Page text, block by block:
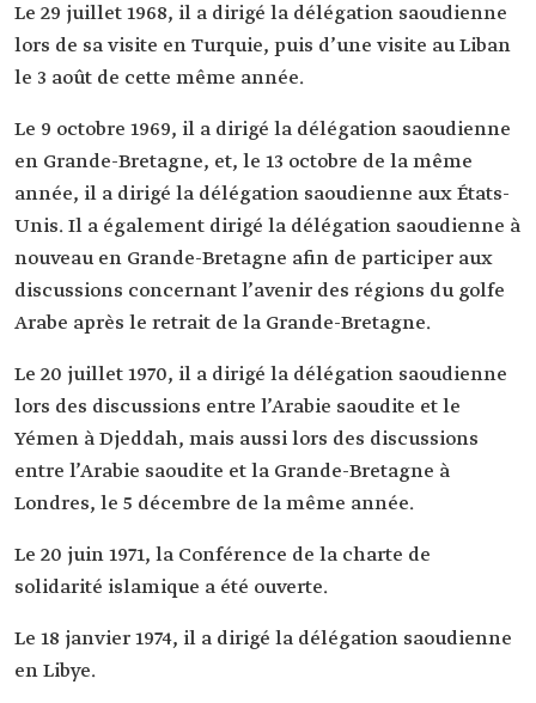
Le 29 juillet 1968, il a dirigé la délégation saoudienne
lors de sa visite en Turquie, puis d’une visite au Liban
le 3 août de cette même année.
Le 9 octobre 1969, il a dirigé la délégation saoudienne
en Grande-Bretagne, et, le 13 octobre de la même
année, il a dirigé la délégation saoudienne aux États-
Unis. Il a également dirigé la délégation saoudienne à
nouveau en Grande-Bretagne afin de participer aux
discussions concernant l’avenir des régions du golfe
Arabe après le retrait de la Grande-Bretagne.
Le 20 juillet 1970, il a dirigé la délégation saoudienne
lors des discussions entre l’Arabie saoudite et le
Yémen à Djeddah, mais aussi lors des discussions
entre l’Arabie saoudite et la Grande-Bretagne à
Londres, le 5 décembre de la même année.
Le 20 juin 1971, la Conférence de la charte de
solidarité islamique a été ouverte.
Le 18 janvier 1974, il a dirigé la délégation saoudienne
en Libye.